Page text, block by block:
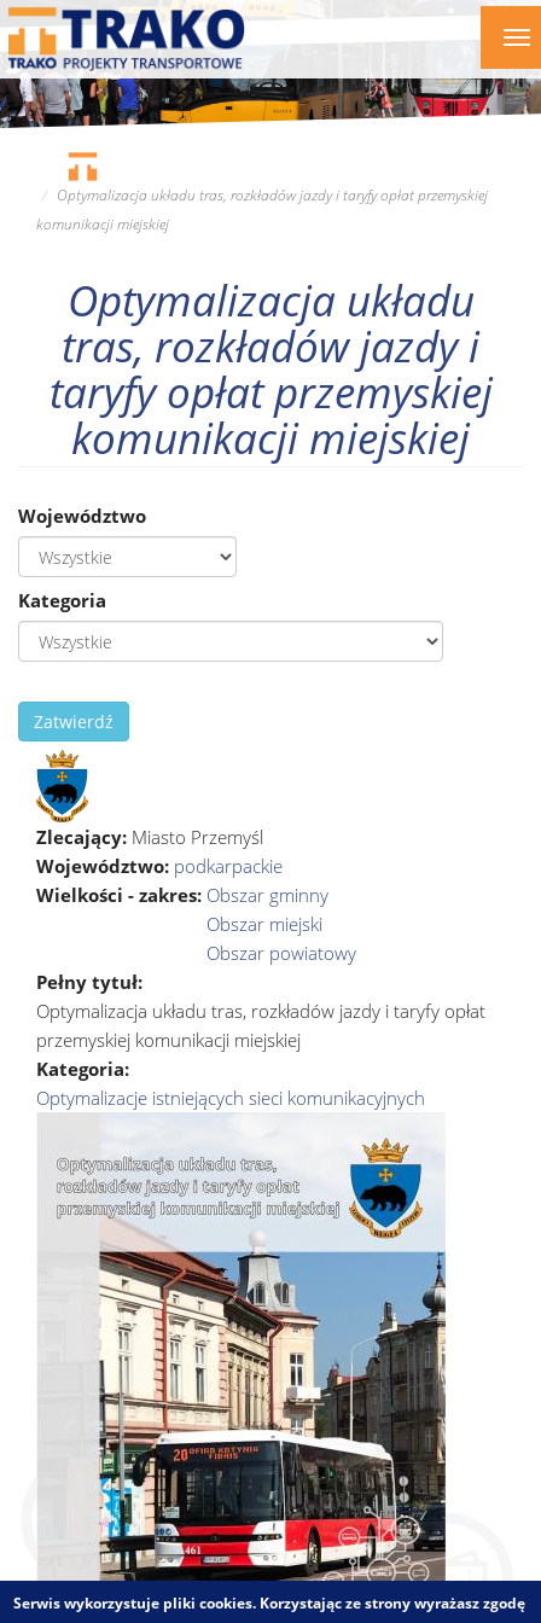
Przejdź
treści
Optymalizacja układu tras, rozkładów jazdy i taryfy opłat przemyskiej
komunikacji miejskiej
Optymalizacja układu
tras, rozkładów jazdy i
taryfy opłat przemyskiej
komunikacji miejskiej
Województwo
Kategoria
Zatwierdź
Zlecający: Miasto Przemyśl
Województwo: podkarpackie
Wielkości - zakres: Obszar gminny
Obszar miejski
Obszar powiatowy
Pełny tytuł:
Optymalizacja układu tras, rozkładów jazdy i taryfy opłat
przemyskiej komunikacji miejskiej
Kategoria:
Optymalizacje istniejących sieci komunikacyjnych
Serwis wykorzystuje pliki cookies. Korzystając ze strony wyrażasz zgodę